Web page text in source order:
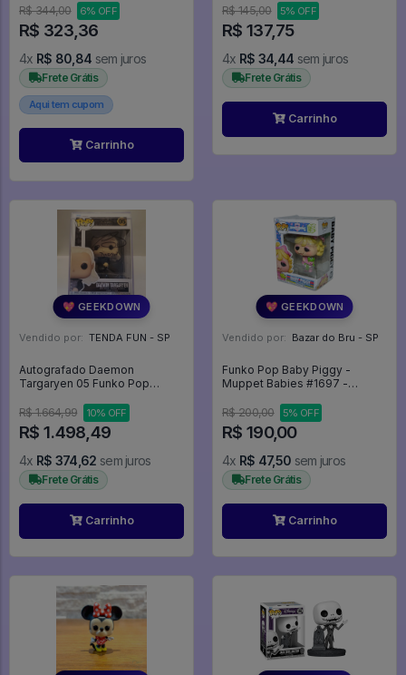
#793
R$ 344,00 6% OFF
R$ 323,36
4x R$ 80,84 sem juros
Frete Grátis
Aqui tem cupom
Carrinho
R$ 145,00 5% OFF
R$ 137,75
4x R$ 34,44 sem juros
Frete Grátis
Carrinho
💖 GEEKDOWN
Vendido por: TENDA FUN - SP
Autografado Daemon
Targaryen 05 Funko Pop
Smith Casa Do Dragão Game
Thrones Assinado - FUNKO
POP #5
R$ 1.664,99 10% OFF
R$ 1.498,49
4x R$ 374,62 sem juros
Frete Grátis
Carrinho
💖 GEEKDOWN
Vendido por: Bazar do Bru - SP
Funko Pop Baby Piggy -
Muppet Babies #1697 -
R$ 200,00
5% OFF
R$ 190,00
4x R$ 47,50 sem juros
Frete Grátis
Carrinho